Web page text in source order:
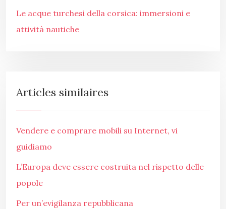
Le acque turchesi della corsica: immersioni e
attività nautiche
Articles similaires
Vendere e comprare mobili su Internet, vi
guidiamo
L’Europa deve essere costruita nel rispetto delle
popole
Per un’evigilanza repubblicana